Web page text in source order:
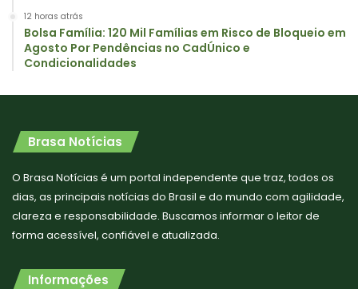
12 horas atrás
Bolsa Família: 120 Mil Famílias em Risco de Bloqueio em
Agosto Por Pendências no CadÚnico e
Condicionalidades
Brasa Notícias
O Brasa Notícias é um portal independente que traz, todos os
dias, as principais notícias do Brasil e do mundo com agilidade,
clareza e responsabilidade. Buscamos informar o leitor de
forma acessível, confiável e atualizada.
Informações